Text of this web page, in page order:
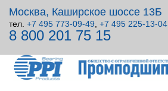
Москва, Каширское шоссе 13Б
тел. +7 495 773-09-49 +7 495 225-13-04
8 800 201 75 15